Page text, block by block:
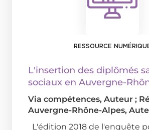
RESSOURCE
L'insertion des diplômés
sociaux en Auvergne-
Via compétences, Auteur ;
Auvergne-Rhône-Alpes,
L'édition 2018 de l'enquête